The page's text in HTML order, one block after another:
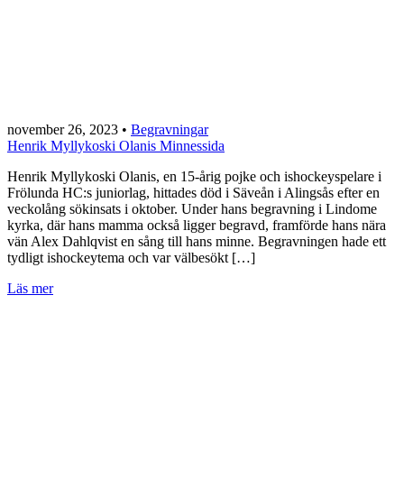
november 26, 2023 • Begravningar
Henrik Myllykoski Olanis Minnessida
Henrik Myllykoski Olanis, en 15-årig pojke och ishockeyspelare i
Frölunda HC:s juniorlag, hittades död i Säveån i Alingsås efter en
veckolång sökinsats i oktober. Under hans begravning i Lindome
kyrka, där hans mamma också ligger begravd, framförde hans nära
vän Alex Dahlqvist en sång till hans minne. Begravningen hade ett
tydligt ishockeytema och var välbesökt […]
Läs mer